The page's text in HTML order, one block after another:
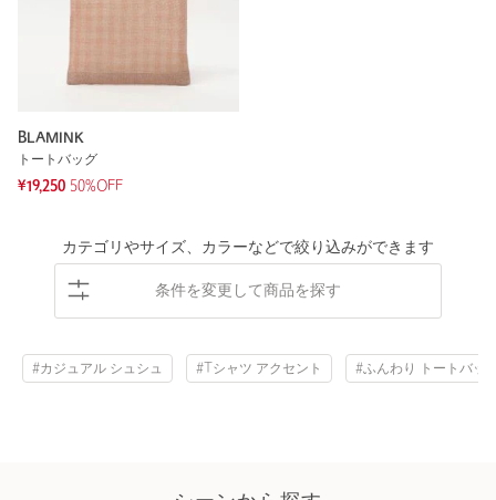
BLAMINK
トートバッグ
¥19,250 50%OFF
カテゴリやサイズ、カラーなどで絞り込みができます
条件を変更して商品を探す
#カジュアル シュシュ #Tシャツ アクセント #ふんわり トートバッ